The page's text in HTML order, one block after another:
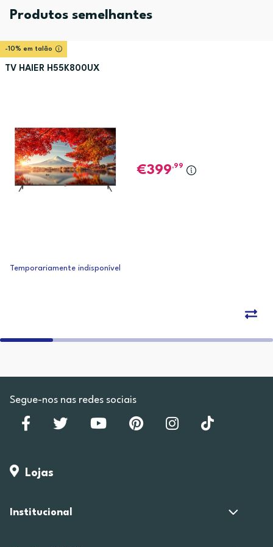
Produtos semelhantes
-10% em talão
TV HAIER H55K800UX
399,99
Temporariamente indisponível
Segue-nos nas redes sociais
Lojas
Institucional